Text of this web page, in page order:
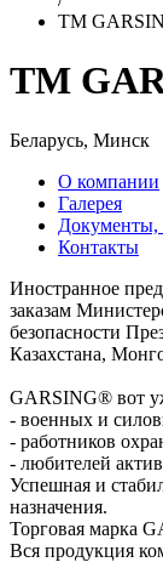
ТМ
ТМ
Беларусь, Минск
О компании
Галерея
Контакты
Иностранное
заказам
безопасности
Казахстана,
GARSING® вот
- военных и
- работников
- любителей
Успешная и
назначения.
Торговая марка
Вся продукция